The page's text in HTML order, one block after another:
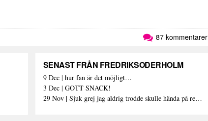
87 kommentarer
SENAST FRÅN FREDRIKSODERHOLM
9 Dec | hur fan är det möjligt…
3 Dec | GOTT SNACK!
29 Nov | Sjuk grej jag aldrig trodde skulle hända på rehab